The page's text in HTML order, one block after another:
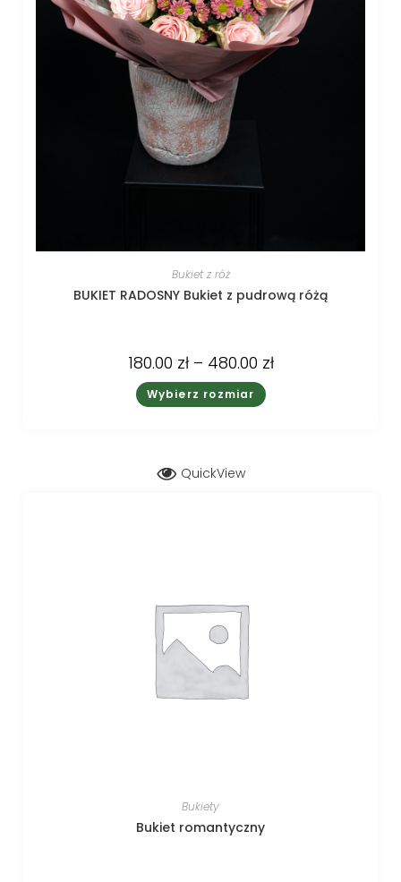
Bukiet z róż
BUKIET RADOSNY Bukiet z pudrową różą
180.00 zł– 480.00 zł
Wybierz rozmiar
QuickView
Bukiety
Bukiet romantyczny